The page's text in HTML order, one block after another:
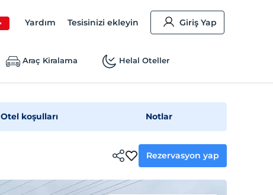
Yardım Tesisinizi ekleyin Giriş Yap
Araç Kiralama Helal Oteller
Otel koşulları Notlar
Rezervasyon yap